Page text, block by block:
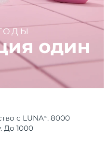
один
с LUNATM . 8000
До 1000